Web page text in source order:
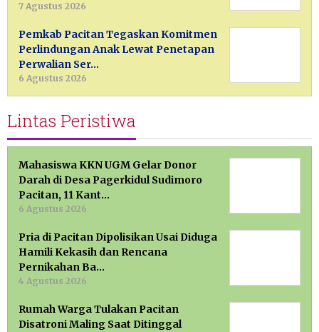
7 Agustus 2026
Pemkab Pacitan Tegaskan Komitmen
Perlindungan Anak Lewat Penetapan
Perwalian Ser…
6 Agustus 2026
Lintas Peristiwa
Mahasiswa KKN UGM Gelar Donor
Darah di Desa Pagerkidul Sudimoro
Pacitan, 11 Kant…
6 Agustus 2026
Pria di Pacitan Dipolisikan Usai Diduga
Hamili Kekasih dan Rencana
Pernikahan Ba…
4 Agustus 2026
Rumah Warga Tulakan Pacitan
Disatroni Maling Saat Ditinggal